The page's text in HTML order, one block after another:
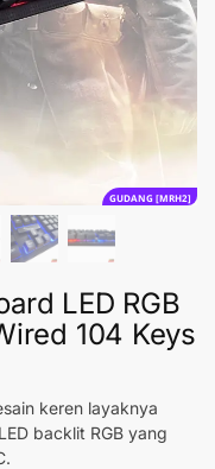
GUDANG [MRH2]
LED RGB
104 Keys
keren layaknya
backlit RGB yang